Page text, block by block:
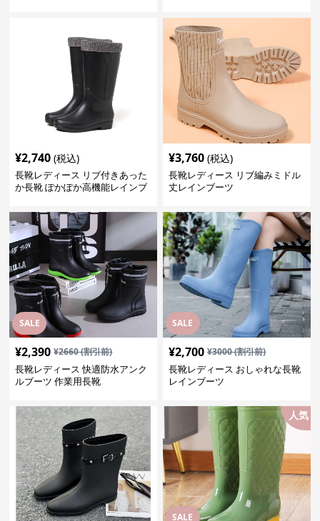
¥2,740 (税込)
長靴レディース リブ付きあった
か長靴 ぽかぽか高機能レインブ
¥3,760 (税込)
長靴レディース リブ編みミドル
丈レインブーツ
SALE
¥2,390 ¥2660(割引前)
長靴レディース 快適防水アンク
ルブーツ 作業用長靴
SALE
¥2,700 ¥3000(割引前)
長靴レディース おしゃれな長靴
レインブーツ
SALE
人気